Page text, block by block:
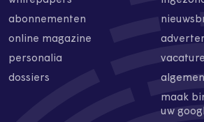
abonnementen
online magazine
personalia
dossiers
maak
uw